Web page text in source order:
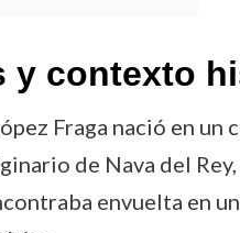
y contexto
Fraga nació en
de Nava del
envuelta en